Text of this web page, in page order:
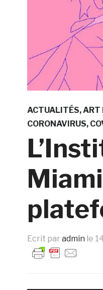
ACTUALITÉS ART
CORONAVIRUS
Ecrit par admin le